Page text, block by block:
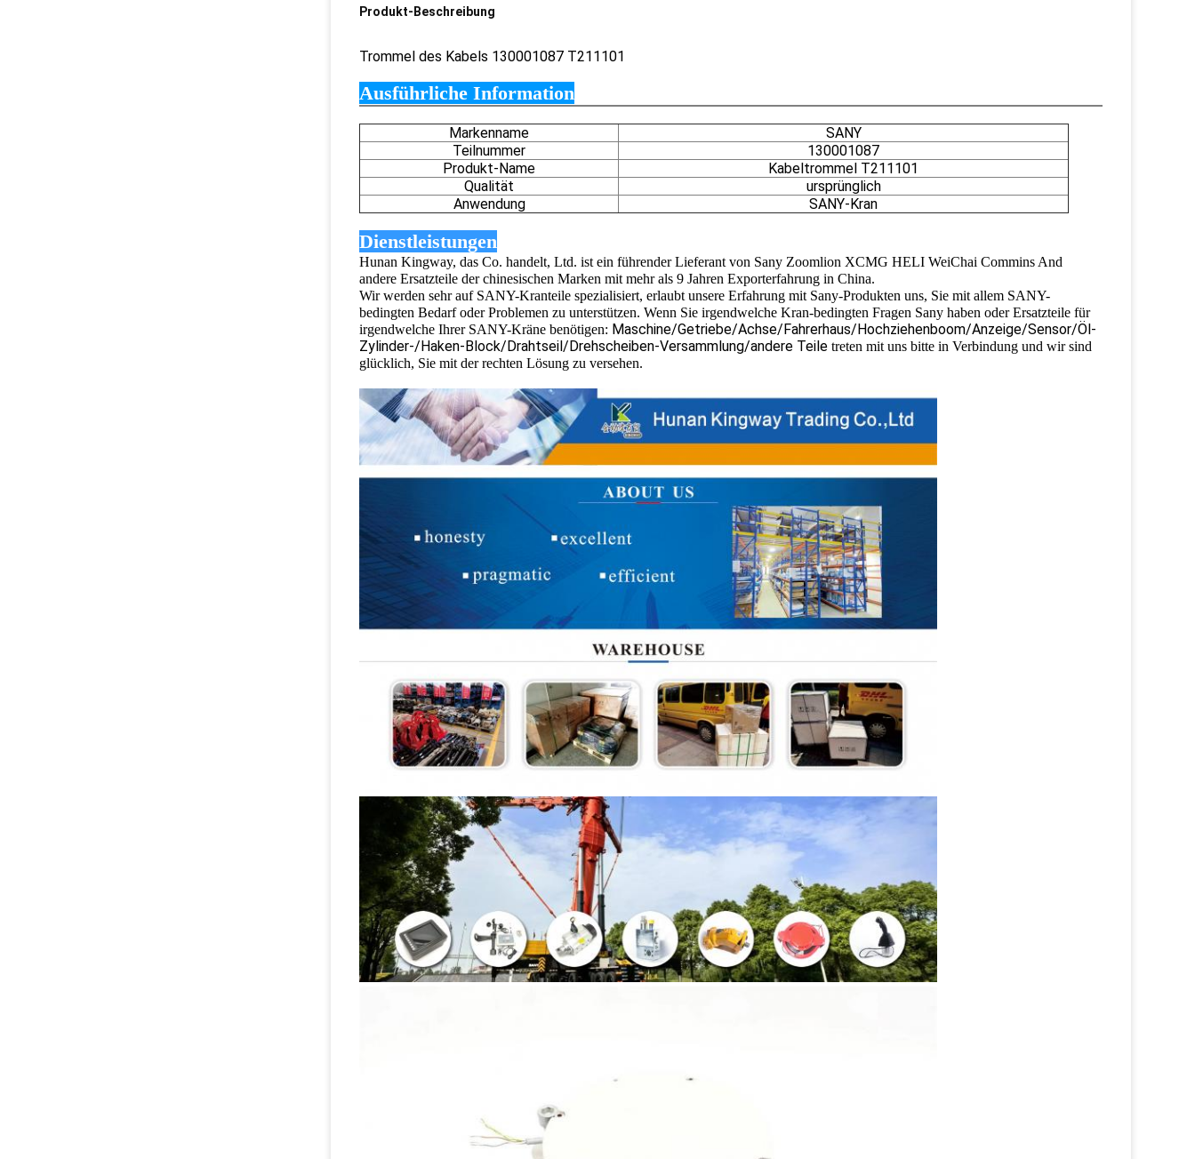
Produkt-Beschreibung
Trommel des Kabels 130001087 T211101
Ausführliche Information
Markenname
SANY
Teilnummer
130001087
Produkt-Name
Kabeltrommel T211101
Qualität
ursprünglich
Anwendung
SANY-Kran
Dienstleistungen
Hunan Kingway, das Co. handelt, Ltd. ist ein führender Lieferant von Sany Zoomlion XCMG HELI WeiChai Commins And
andere Ersatzteile der chinesischen Marken mit mehr als 9 Jahren Exporterfahrung in China.
Wir werden sehr auf SANY-Kranteile spezialisiert, erlaubt unsere Erfahrung mit Sany-Produkten uns, Sie mit allem SANY-
bedingten Bedarf oder Problemen zu unterstützen. Wenn Sie irgendwelche Kran-bedingten Fragen Sany haben oder Ersatzteile für
irgendwelche Ihrer SANY-Kräne benötigen: Maschine/Getriebe/Achse/Fahrerhaus/Hochziehenboom/Anzeige/Sensor/Öl-
Zylinder-/Haken-Block/Drahtseil/Drehscheiben-Versammlung/andere Teile treten mit uns bitte in Verbindung und wir sind
glücklich, Sie mit der rechten Lösung zu versehen.